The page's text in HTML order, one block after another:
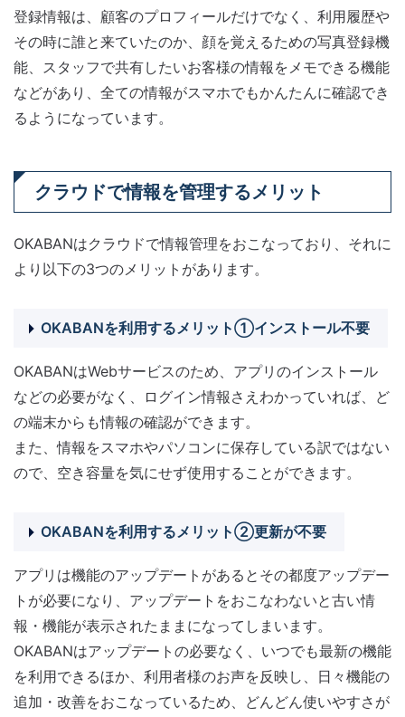
登録情報は、顧客のプロフィールだけでなく、利用履歴や
その時に誰と来ていたのか、顔を覚えるための写真登録機
能、スタッフで共有したいお客様の情報をメモできる機能
などがあり、全ての情報がスマホでもかんたんに確認でき
るようになっています。
クラウドで情報を管理するメリット
OKABANはクラウドで情報管理をおこなっており、それに
より以下の3つのメリットがあります。
OKABANを利用するメリット①インストール不要
OKABANはWebサービスのため、アプリのインストール
などの必要がなく、ログイン情報さえわかっていれば、ど
の端末からも情報の確認ができます。
また、情報をスマホやパソコンに保存している訳ではない
ので、空き容量を気にせず使用することができます。
OKABANを利用するメリット②更新が不要
アプリは機能のアップデートがあるとその都度アップデー
トが必要になり、アップデートをおこなわないと古い情
報・機能が表示されたままになってしまいます。
OKABANはアップデートの必要なく、いつでも最新の機能
を利用できるほか、利用者様のお声を反映し、日々機能の
追加・改善をおこなっているため、どんどん使いやすさが